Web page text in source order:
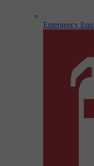
Emergency